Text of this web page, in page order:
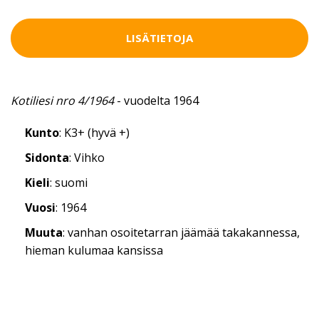
LISÄTIETOJA
Kotiliesi nro 4/1964- vuodelta 1964
Kunto: K3+ (hyvä +)
Sidonta: Vihko
Kieli: suomi
Vuosi: 1964
Muuta: vanhan osoitetarran jäämää takakannessa,
hieman kulumaa kansissa